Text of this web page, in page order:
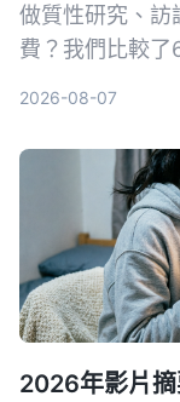
做質性研究、訪
費？我們比較了
2026-08-07
2026年影片